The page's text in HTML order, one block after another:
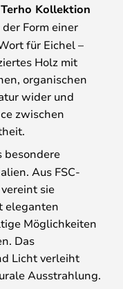
Terho Kollektion
Form einer
für Eichel –
Holz mit
organischen
wider und
zwischen
besondere
Aus FSC-
sie
eleganten
Möglichkeiten
Das
Licht verleiht
Ausstrahlung.